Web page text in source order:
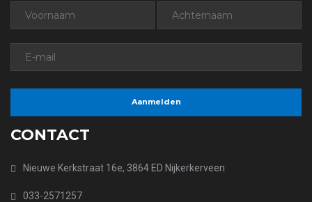
CONTACT
Nieuwe Kerkstraat 16e, 3864 ED Nijkerkerveen
033-2571257